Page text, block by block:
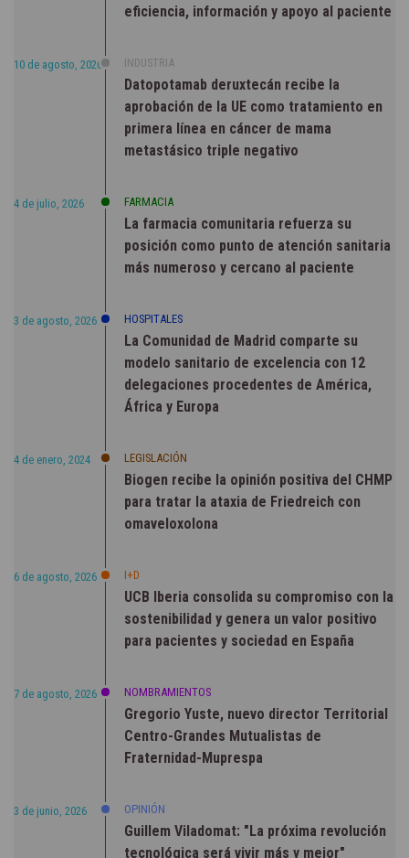
eficiencia, información y apoyo al paciente
10 de agosto, 2026 INDUSTRIA
Datopotamab deruxtecán recibe la
aprobación de la UE como tratamiento en
primera línea en cáncer de mama
metastásico triple negativo
4 de julio, 2026 FARMACIA
La farmacia comunitaria refuerza su
posición como punto de atención sanitaria
más numeroso y cercano al paciente
3 de agosto, 2026 HOSPITALES
La Comunidad de Madrid comparte su
modelo sanitario de excelencia con 12
delegaciones procedentes de América,
África y Europa
4 de enero, 2024 LEGISLACIÓN
Biogen recibe la opinión positiva del CHMP
para tratar la ataxia de Friedreich con
omaveloxolona
6 de agosto, 2026 I+D
UCB Iberia consolida su compromiso con la
sostenibilidad y genera un valor positivo
para pacientes y sociedad en España
7 de agosto, 2026 NOMBRAMIENTOS
Gregorio Yuste, nuevo director Territorial
Centro-Grandes Mutualistas de
Fraternidad-Muprespa
3 de junio, 2026 OPINIÓN
Guillem Viladomat: "La próxima revolución
tecnológica será vivir más y mejor"